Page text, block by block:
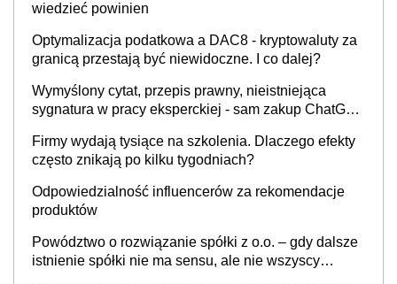
wiedzieć powinien
Optymalizacja podatkowa a DAC8 - kryptowaluty za
granicą przestają być niewidoczne. I co dalej?
Wymyślony cytat, przepis prawny, nieistniejąca
sygnatura w pracy eksperckiej - sam zakup ChatGPT
Firmy wydają tysiące na szkolenia. Dlaczego efekty
często znikają po kilku tygodniach?
Odpowiedzialność influencerów za rekomendacje
produktów
Powództwo o rozwiązanie spółki z o.o. – gdy dalsze
istnienie spółki nie ma sensu, ale nie wszyscy